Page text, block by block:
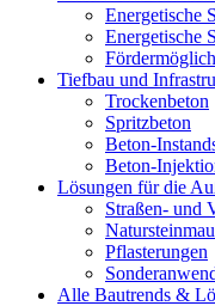
Energetische
Energetische
Tiefbau und
Trockenbeton
Spritzbeton
Beton-
Beton-
Lösungen für die
Straßen- und
Pflasterungen
Alle Bautrends &